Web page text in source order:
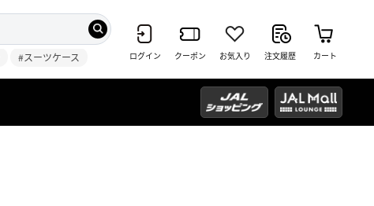
#スーツケース ログイン クーポン お気入り 注文履歴 カート